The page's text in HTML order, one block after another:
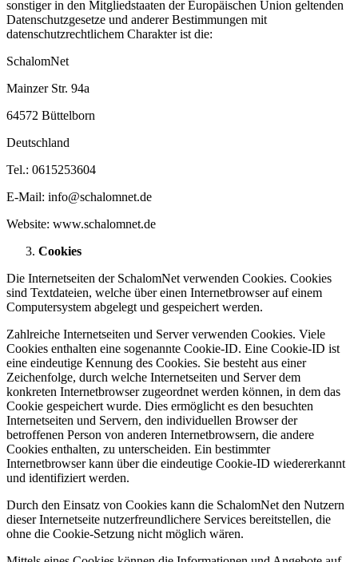
sonstiger in den Mitgliedstaaten der Europäischen Union geltenden
Datenschutzgesetze und anderer Bestimmungen mit
datenschutzrechtlichem Charakter ist die:
SchalomNet
Mainzer Str. 94a
64572 Büttelborn
Deutschland
Tel.: 0615253604
E-Mail: info@schalomnet.de
Website: www.schalomnet.de
Cookies
Die Internetseiten der SchalomNet verwenden Cookies. Cookies
sind Textdateien, welche über einen Internetbrowser auf einem
Computersystem abgelegt und gespeichert werden.
Zahlreiche Internetseiten und Server verwenden Cookies. Viele
Cookies enthalten eine sogenannte Cookie-ID. Eine Cookie-ID ist
eine eindeutige Kennung des Cookies. Sie besteht aus einer
Zeichenfolge, durch welche Internetseiten und Server dem
konkreten Internetbrowser zugeordnet werden können, in dem das
Cookie gespeichert wurde. Dies ermöglicht es den besuchten
Internetseiten und Servern, den individuellen Browser der
betroffenen Person von anderen Internetbrowsern, die andere
Cookies enthalten, zu unterscheiden. Ein bestimmter
Internetbrowser kann über die eindeutige Cookie-ID wiedererkannt
und identifiziert werden.
Durch den Einsatz von Cookies kann die SchalomNet den Nutzern
dieser Internetseite nutzerfreundlichere Services bereitstellen, die
ohne die Cookie-Setzung nicht möglich wären.